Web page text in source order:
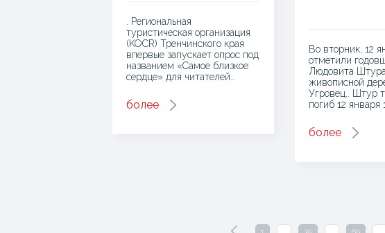
. Региональная
туристическая организация
(KOCR) Тренчинского края
впервые запускает опрос под
названием «Самое близкое
сердце» для читателей…
более
Во вторник, 12
отметили
Людовита
живописной
Угровец.. Штур
погиб 12 января
более